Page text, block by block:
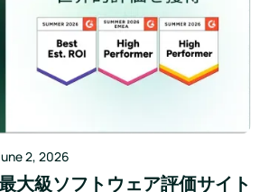
2, 2026
大級ソフトウェア評価サイト